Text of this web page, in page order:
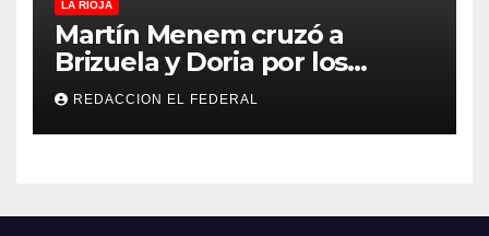
LA RIOJA
Martín Menem cruzó a
Brizuela y Doria por los
incendios en Guanchín:
“Miente descaradamente”
REDACCION EL FEDERAL